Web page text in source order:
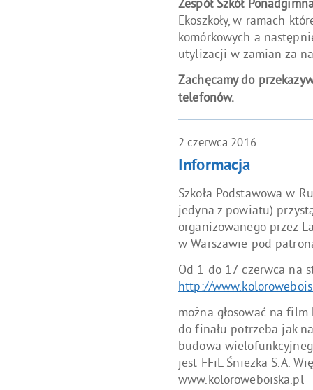
Ekoszkoły, w ramach
komórkowych a
utylizacji w zamian za
Zachęcamy do
telefonów.
2czerwca 2016
Informacja
Szkoła Podstawowa w
jedyna z powiatu)
organizowanego przez
w Warszawie pod
Od 1 do 17 czerwca na
http://
można głosować na film
do finału potrzeba jak
budowa
jest FFiL Śnieżka S.A.
www.koloroweboiska.pl